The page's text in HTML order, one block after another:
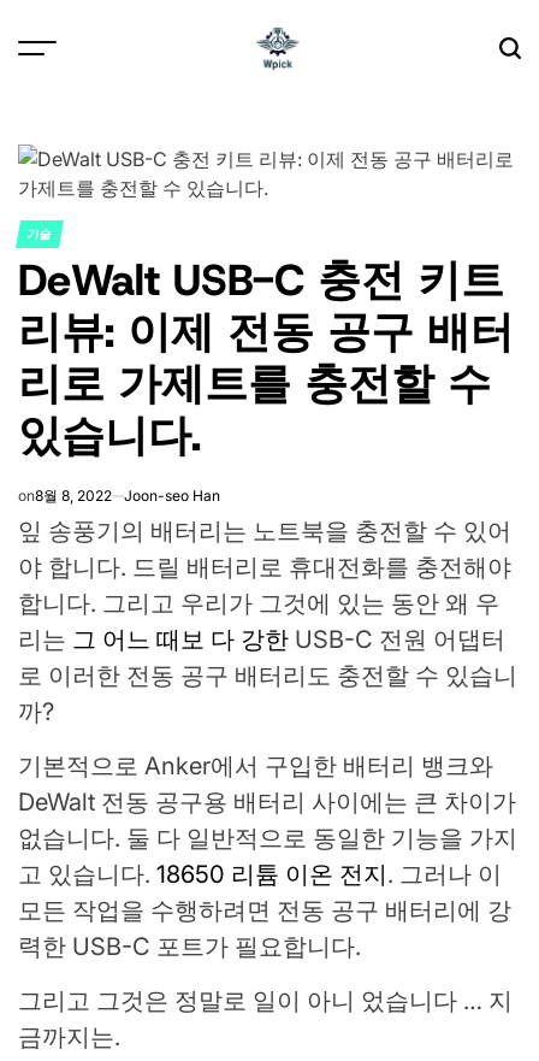
POSTED
IN
기술
DeWalt USB-C 충전 키트
리뷰: 이제 전동 공구 배터
리로 가제트를 충전할 수
있습니다.
on8월 8, 2022 Joon-seo Han
잎 송풍기의 배터리는 노트북을 충전할 수 있어
야 합니다. 드릴 배터리로 휴대전화를 충전해야
합니다. 그리고 우리가 그것에 있는 동안 왜 우
리는 그 어느 때보 다 강한 USB-C 전원 어댑터
로 이러한 전동 공구 배터리도 충전할 수 있습니
까?
기본적으로 Anker에서 구입한 배터리 뱅크와
DeWalt 전동 공구용 배터리 사이에는 큰 차이가
없습니다. 둘 다 일반적으로 동일한 기능을 가지
고 있습니다. 18650 리튬 이온 전지. 그러나 이
모든 작업을 수행하려면 전동 공구 배터리에 강
력한 USB-C 포트가 필요합니다.
그리고 그것은 정말로 일이 아니 었습니다 … 지
금까지는.